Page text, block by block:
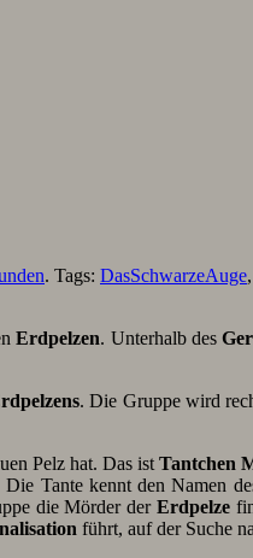
. Tags: DasSchwarzeAuge,
Erdpelzen. Unterhalb des
. Die Gruppe wird
Pelz hat. Das ist Tantchen
Die Tante kennt den Namen
die Mörder der Erdpelze
führt, auf der Suche